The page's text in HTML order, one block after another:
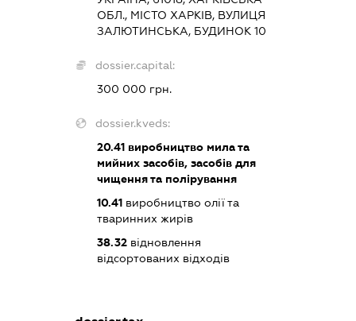
ОБЛ., МІСТО ХАРКІВ, ВУЛИЦЯ
ЗАЛЮТИНСЬКА, БУДИНОК 10
dossier.capital:
300 000 грн.
dossier.kveds:
20.41 виробництво мила та
мийних засобів, засобів для
чищення та полірування
10.41 виробництво олії та
тваринних жирів
38.32 відновлення
відсортованих відходів